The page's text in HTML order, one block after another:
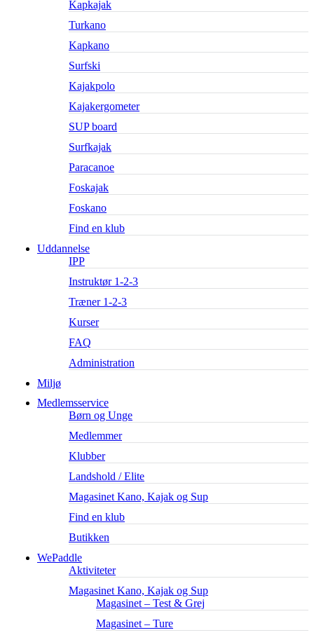
Kapkajak
Turkano
Kapkano
Surfski
Kajakpolo
Kajakergometer
SUP board
Surfkajak
Paracanoe
Foskajak
Foskano
Find en klub
Uddannelse
IPP
Instruktør 1-2-3
Træner 1-2-3
Kurser
FAQ
Administration
Miljø
Medlemsservice
Børn og Unge
Medlemmer
Klubber
Landshold / Elite
Magasinet Kano, Kajak og Sup
Find en klub
Butikken
WePaddle
Aktiviteter
Magasinet Kano, Kajak og Sup
Magasinet – Test & Grej
Magasinet – Ture